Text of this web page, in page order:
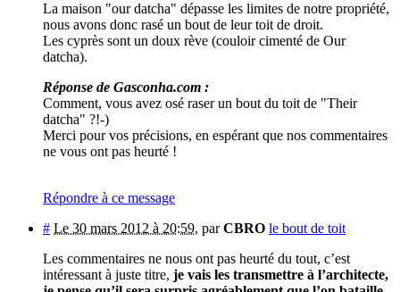
La maison "our datcha" dépasse les limites de notre propriété,
nous avons donc rasé un bout de leur toit de droit.
Les cyprès sont un doux rève (couloir cimenté de Our
datcha).
Réponse de Gasconha.com :
Comment, vous avez osé raser un bout du toit de "Their
datcha" ?!-)
Merci pour vos précisions, en espérant que nos commentaires
ne vous ont pas heurté !
Répondre à ce message
# Le 30 mars 2012 à 20:59, parCBRO le bout de toit
Les commentaires ne nous ont pas heurté du tout, c’est
intéressant à juste titre, je vais les transmettre à l’architecte,